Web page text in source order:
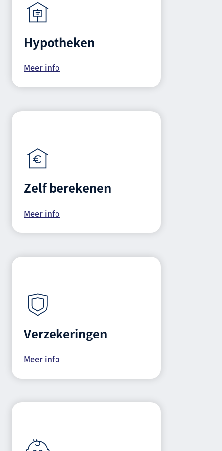
Hypotheken
Meer info
Zelf berekenen
Meer info
Verzekeringen
Meer info